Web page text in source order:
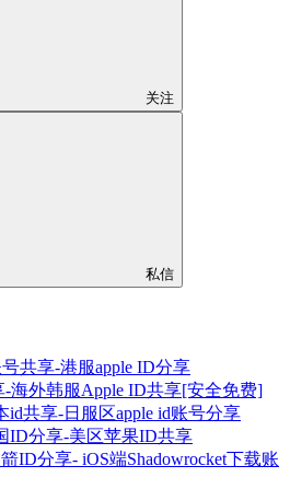
关注
私信
共享-港服apple ID分享
-海外韩服Apple ID共享[安全免费]
id共享-日服区apple id账号分享
ID分享-美区苹果ID共享
ID分享- iOS端Shadowrocket下载账